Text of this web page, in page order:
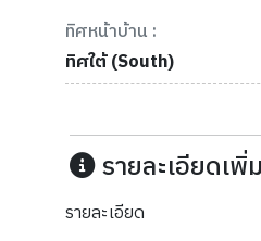
ทิศหน้าบ้าน :
ทิศใต้ (South)
รายละเอียดเพิ่
รายละเอียด